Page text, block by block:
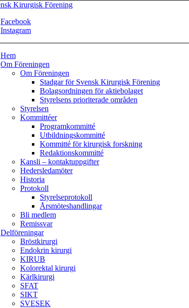
Facebook
Instagram
Hem
Om Föreningen
Om Föreningen
Stadgar för Svensk Kirurgisk Förening
Bolagsordningen för aktiebolaget
Styrelsens prioriterade områden
Styrelsen
Kommittéer
Programkommitté
Utbildningskommitté
Kommitté för kirurgisk forskning
Redaktionskommitté
Kansli – kontaktuppgifter
Hedersledamöter
Historia
Protokoll
Styrelseprotokoll
Årsmöteshandlingar
Bli medlem
Remissvar
Delföreningar
Bröstkirurgi
Endokrin kirurgi
KIRUB
Kolorektal kirurgi
Kärlkirurgi
SFAT
SIKT
SVESEK